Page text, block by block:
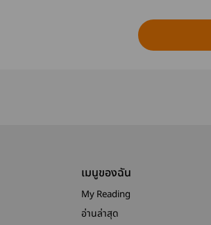
เมนูของฉัน
My Reading
อ่านล่าสุด